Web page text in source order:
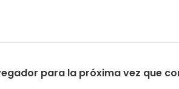
para la próxima vez que